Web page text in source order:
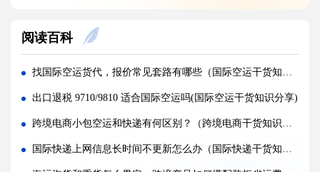
不同国家国际快递报价差距为什么这么大?(国际快递干货知识分享)
国际快递运费是怎么计算的，体积重怎么核算?(国际快递干货知识分享)
国际快递可以寄哪些国家，偏远地区能派送吗（国际快递干货知识分享）
什么是国际快递，和国际物流有什么区别（国际快递干货知识分享）
亚马逊 FBA 空运头程，选空派还是纯空运更合适?(国际空运干货知识分享)
实木包装走国际空运，一定要做熏蒸吗?(国际空运干货知识分享)
阅读百科
找国际空运货代，报价常见套路有哪些（国际空运干货知识分享）
出口退税 9710/9810 适合国际空运吗(国际空运干货知识分享)
跨境电商小包空运和快递有何区别？（跨境电商干货知识分享）
国际快递上网信息长时间不更新怎么办（国际快递干货知识分享）